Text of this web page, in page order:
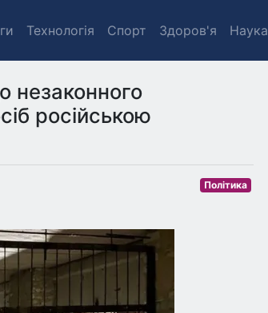
Технологія Спорт Здоров'я Наука
незаконного
російською
Політика